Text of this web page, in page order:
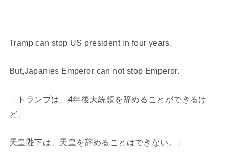
Tramp can stop US president in four years.
But,Japanies Emperor can not stop Emperor.
「トランプは、4年後大統領を辞めることができるけ
ど、
天皇陛下は、天皇を辞めることはできない。」